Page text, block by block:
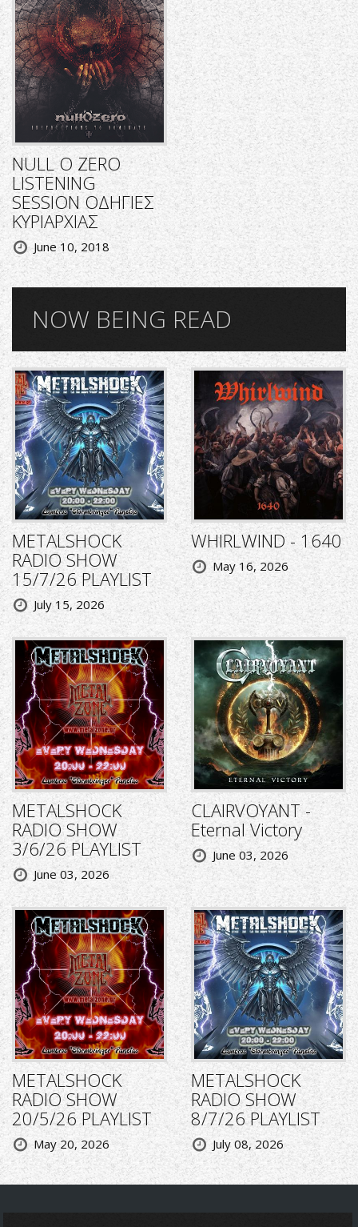
NULL O ZERO
LISTENING
SESSION ΟΔΗΓΙΕΣ
ΚΥΡΙΑΡΧΙΑΣ
June 10, 2018
NOW BEING READ
METALSHOCK
RADIO SHOW
15/7/26 PLAYLIST
July 15, 2026
WHIRLWIND - 1640
May 16, 2026
METALSHOCK
RADIO SHOW
3/6/26 PLAYLIST
June 03, 2026
CLAIRVOYANT -
Eternal Victory
June 03, 2026
METALSHOCK
RADIO SHOW
20/5/26 PLAYLIST
May 20, 2026
METALSHOCK
RADIO SHOW
8/7/26 PLAYLIST
July 08, 2026